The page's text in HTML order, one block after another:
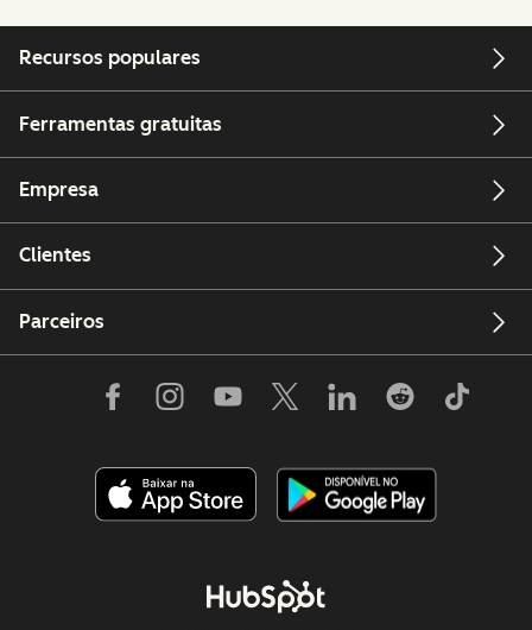
Recursos populares
Ferramentas gratuitas
Empresa
Clientes
Parceiros